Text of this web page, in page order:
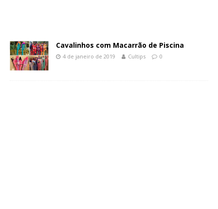
Cavalinhos com Macarrão de Piscina
4 de janeiro de 2019 Cultips 0